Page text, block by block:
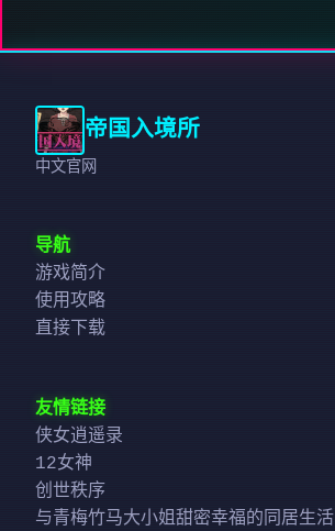
帝国入境所
中文官网
导航
游戏简介
使用攻略
直接下载
友情链接
侠女逍遥录
12女神
创世秩序
与青梅竹马大小姐甜密幸福的同居生活